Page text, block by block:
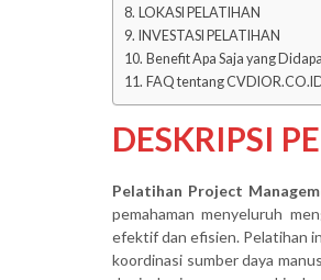
LOKASI PELATIHAN
INVESTASI PELATIHAN
Benefit Apa Saja yang
FAQ tentang
DESKRIPSI
Pelatihan Project
pemahaman menyeluruh
efektif dan efisien. Pelatihan
koordinasi sumber daya